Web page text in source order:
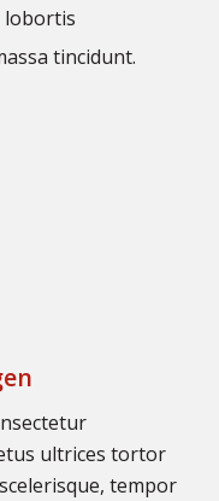
lobortis
tincidunt.
ultrices tortor
tempor